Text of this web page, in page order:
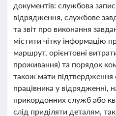
документів: службова
відрядження, службове
та звіт про виконання
містити чітку інформацію
маршрут, орієнтовні
проживання) та порядок
також мати підтвердження
працівника у відрядженні,
прикордонних служб або
слід приділяти деталям,